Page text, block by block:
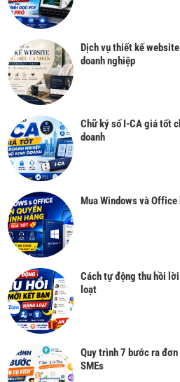
Dịch vụ thiết kế
doanh nghiệp
Chữ ký số I-CA giá tốt
doanh
Mua Windows và
Cách tự động thu hồi
loạt
Quy trình 7 bước ra
SMEs